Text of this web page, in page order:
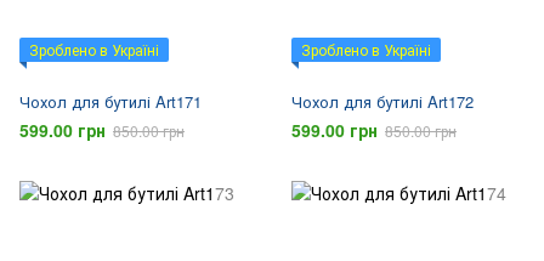
Зроблено в Україні
Чохол для бутилі Art171
599.00 грн 850.00 грн
Зроблено в Україні
Чохол для бутилі Art172
599.00 грн 850.00 грн